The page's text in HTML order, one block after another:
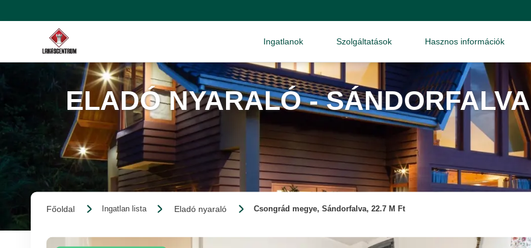
Ingatlanok Szolgáltatások Hasznos információk
ELADÓ NYARALÓ - SÁNDORFALVA
Főoldal Ingatlan lista Eladó nyaraló Csongrád megye, Sándorfalva, 22.7 M Ft